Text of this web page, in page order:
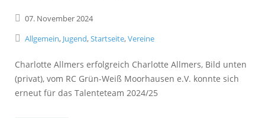
07. November2024
Allgemein, Jugend,Startseite,Vereine
Charlotte Allmers erfolgreich Charlotte Allmers, Bild unten
(privat), vom RC Grün-Weiß Moorhausen e.V. konnte sich
erneut für das Talenteteam 2024/25